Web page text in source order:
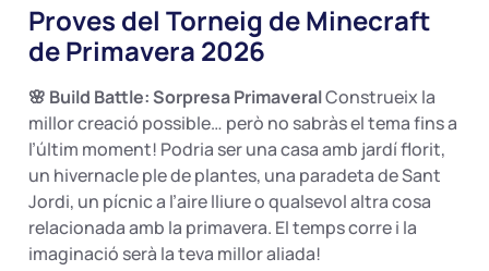
Proves del Torneig de Minecraft
de Primavera 2026
🌸 Build Battle: Sorpresa PrimaveralConstrueix la
millor creació possible… però no sabràs el tema fins a
l’últim moment! Podria ser una casa amb jardí florit,
un hivernacle ple de plantes, una paradeta de Sant
Jordi, un pícnic a l’aire lliure o qualsevol altra cosa
relacionada amb la primavera. El temps corre i la
imaginació serà la teva millor aliada!